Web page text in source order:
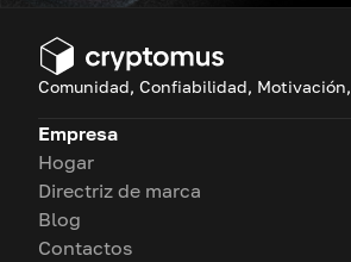
Comunidad, Confiabilidad,
Empresa
Hogar
Directriz de marca
Blog
Contactos